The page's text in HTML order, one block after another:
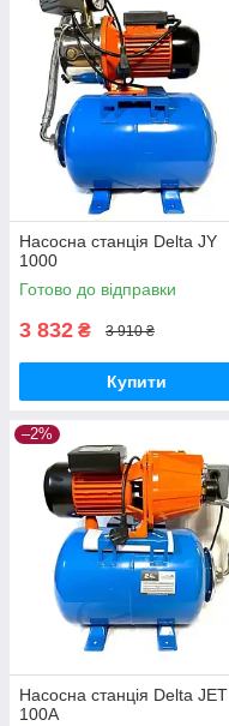
Насосна станція Delta JY
1000
Готово до відправки
3 832 ₴ 3 910 ₴
Купити
–2%
Насосна станція Delta JET
100A